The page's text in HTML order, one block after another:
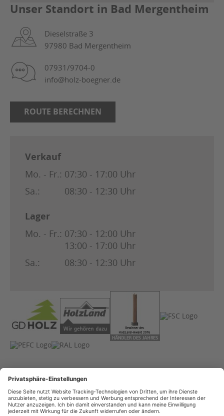
Unser Standort in Bad Mergentheim
Dieselstraße 3
97980 Bad Mergentheim
07931/9704-0
info@holz-boegner.de
ROUTE BERECHNEN
Verkauf
Mo. - Fr.: 07:30 - 17:00 Uhr
Sa.:
08:30 - 12:30 Uhr
Lager
Mo. - Fr.: 07:30 - 12:00 Uhr
13:00 - 17:00 Uhr
Sa.:
08:30 - 12:30 Uhr